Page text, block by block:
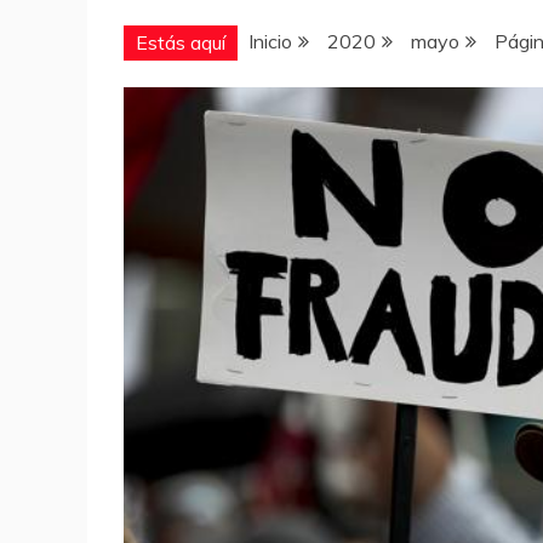
Estás aquí Inicio 2020 mayo